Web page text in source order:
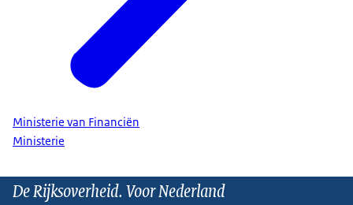
Ministerie van Financiën
Ministerie
De Rijksoverheid. Voor Nederland